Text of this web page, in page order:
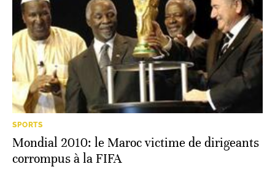
SPORTS
Mondial 2010: le Maroc victime de dirigeants
corrompus à la FIFA